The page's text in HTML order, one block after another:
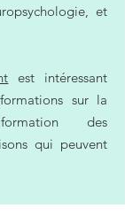
et
est intéressant
sur la
des
qui peuvent